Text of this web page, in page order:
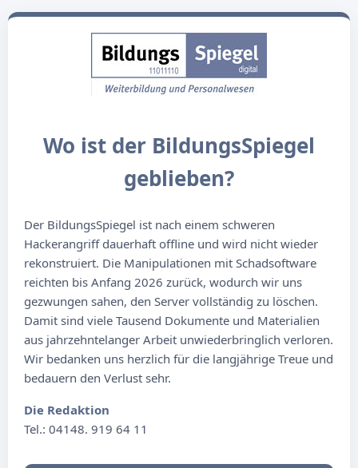
Wo ist der BildungsSpiegel
geblieben?
Der BildungsSpiegel ist nach einem schweren
Hackerangriff dauerhaft offline und wird nicht wieder
rekonstruiert. Die Manipulationen mit Schadsoftware
reichten bis Anfang 2026 zurück, wodurch wir uns
gezwungen sahen, den Server vollständig zu löschen.
Damit sind viele Tausend Dokumente und Materialien
aus jahrzehntelanger Arbeit unwiederbringlich verloren.
Wir bedanken uns herzlich für die langjährige Treue und
bedauern den Verlust sehr.
Die Redaktion
Tel.: 04148. 919 64 11